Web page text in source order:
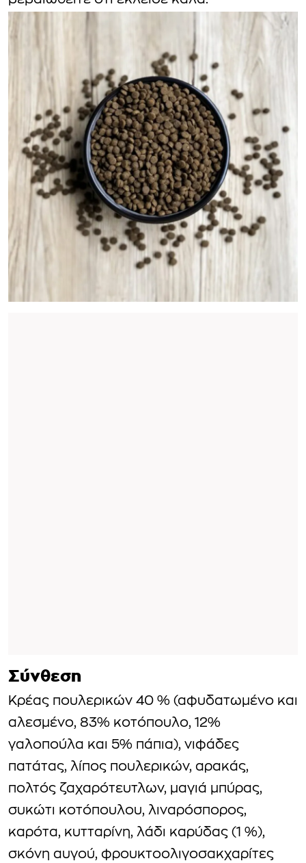
Σύνθεση
Κρέας πουλερικών 40 % (αφυδατωμένο και
αλεσμένο, 83% κοτόπουλο, 12%
γαλοπούλα και 5% πάπια), νιφάδες
πατάτας, λίπος πουλερικών, αρακάς,
πολτός ζαχαρότευτλων, μαγιά μπύρας,
συκώτι κοτόπουλου, λιναρόσπορος,
καρότα, κυτταρίνη, λάδι καρύδας (1 %),
σκόνη αυγού, φρουκτοολιγοσακχαρίτες